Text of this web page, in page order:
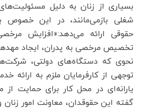
بسیاری از زنان به دلیل
شغلی بازمی‌مانند، در این خصوص
حقوقی ارائه می‌دهد:«افزایش
تخصیص مرخصی به پدران، ایجاد
نحوی که دستگاه‌های دولتی،
توجهی از کارفرمایان ملزم به ارائه
یارانه‌ای در محل کار برای حمایت از
گفته این حقوقدان، معاونت امور